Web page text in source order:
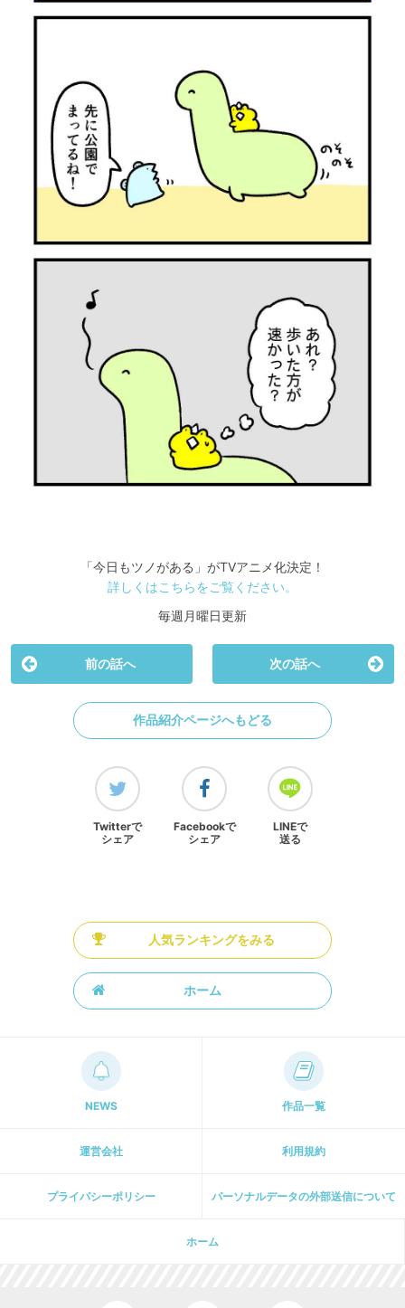
「今日もツノがある」がTVアニメ化決定！
詳しくはこちらをご覧ください。
毎週月曜日更新
前の話へ 次の話へ
作品紹介ページへもどる
Twitterで
シェア
Facebookで
シェア
LINEで
送る
人気ランキングをみる
ホーム
NEWS 作品一覧
運営会社 利用規約
プライパシーポリシー パーソナルデータの外部送信について
ホーム